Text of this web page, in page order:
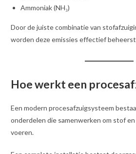
Ammoniak (NH₃)
Door de juiste combinatie van
worden deze emissies effectief
Hoe werkt een
Een modern procesafzuigsysteem
onderdelen die samenwerken om stof
voeren.